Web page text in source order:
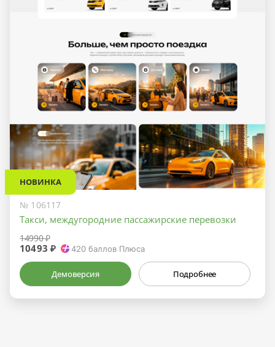
НОВИНКА
№ 106117
Такси, междугородние пассажирские перевозки
14990 ₽
10493 ₽ 420 баллов Плюса
Демоверсия Подробнее